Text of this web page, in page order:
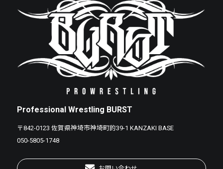
Professional Wrestling BURST
〒842-0123 佐賀県神埼市神埼町的39-1 KANZAKI BASE
050-5805-1748